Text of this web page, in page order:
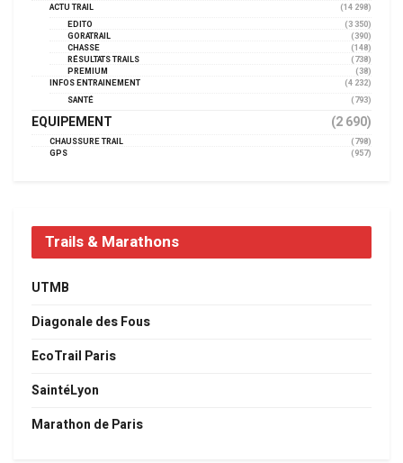
ACTU TRAIL
(14 298)
EDITO
(3 350)
GORATRAIL
(390)
CHASSE
(148)
RÉSULTATS TRAILS
(738)
PREMIUM
(38)
INFOS ENTRAINEMENT
(4 232)
SANTÉ
(793)
EQUIPEMENT (2 690)
CHAUSSURE TRAIL
(798)
GPS
(957)
Trails & Marathons
UTMB
Diagonale des Fous
EcoTrail Paris
SaintéLyon
Marathon de Paris